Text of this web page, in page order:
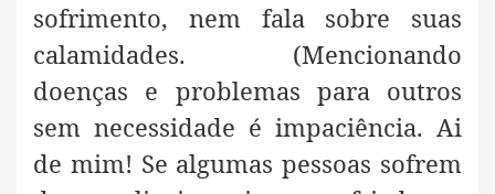
sofrimento, nem fala sobre suas
calamidades. (Mencionando
doenças e problemas para outros
sem necessidade é impaciência. Ai
de mim! Se algumas pessoas sofrem